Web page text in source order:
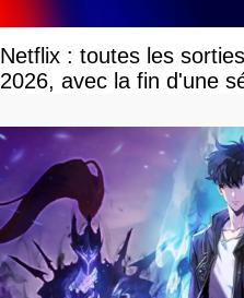
Netflix : toutes les
2026, avec la fin d'une